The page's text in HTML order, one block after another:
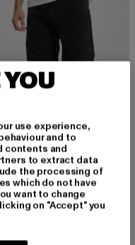
EUR
KANI
EUR Preis: 59,19 EUR
79,99 EURAktionspreis:
use experience,
and to
contents and
to extract data
the processing of
which do not have
want to change
on "Accept" you